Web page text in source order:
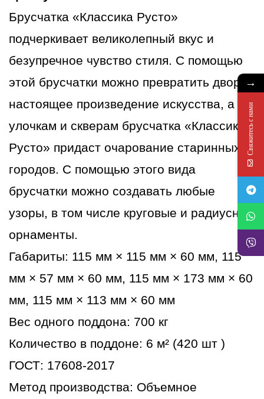
Клинкер
Брусчатка «Классика Русто»
подчеркивает великолепный вкус и
безупречное чувство стиля. С помощью
этой брусчатки можно превратить двор в
настоящее произведение искусства, а
улочкам и скверам брусчатка «Классика
Русто» придаст очарование старинных
городов. С помощью этого вида
брусчатки можно создавать любые
узоры, в том числе круговые и радиусные
орнаменты.
Габариты: 115 мм × 115 мм × 60 мм, 115
мм × 57 мм × 60 мм, 115 мм × 173 мм × 60
мм, 115 мм × 113 мм × 60 мм
Вес одного поддона: 700 кг
Количество в поддоне: 6 м² (420 шт )
ГОСТ: 17608-2017
Метод производства: Объемное
→
Свяжитесь с нами